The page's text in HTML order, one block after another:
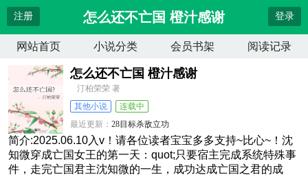
注册 怎么还不亡国 橙汁感谢 登录
网站首页 小说分类 会员书架 阅读记录
怎么还不亡国 橙汁感谢
汀柏荣荣 著
其他小说
连载中
最近更新：28目标杀敌立功
更新时间： 2026-04-14 10:14:02
简介:2025.06.10入v！请各位读者宝宝多多支持~比心~！沈
知微穿成亡国女王的第一天：quot;只要宿主完成系统特殊事
件，走完亡国君主沈知微的一生，成功达成亡国之君的成